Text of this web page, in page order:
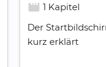
movie_creation 1 Kapitel
Der
kurz erklärt